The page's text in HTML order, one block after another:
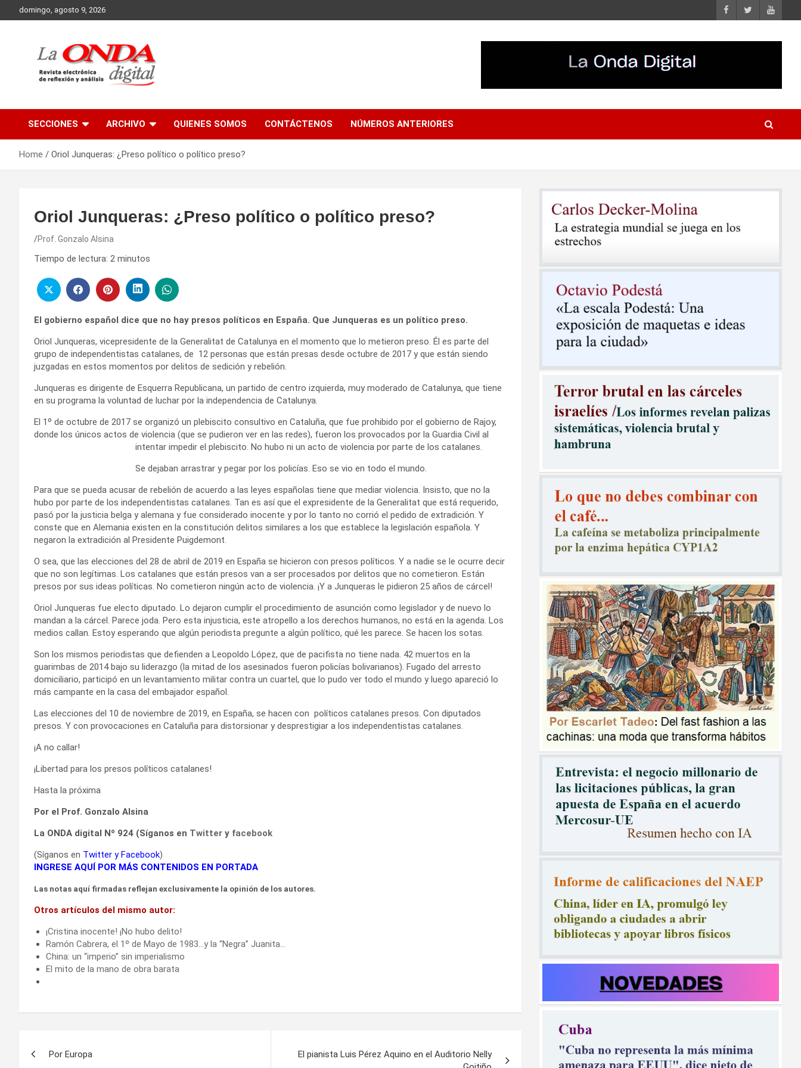
to
domingo, agosto 9, 2026
SECCIONES ARCHIVO QUIENES SOMOS CONTÁCTENOS NÚMEROS ANTERIORES
Home Oriol Junqueras: ¿Preso político o político preso?
Oriol Junqueras: ¿Preso político o político preso?
Prof. Gonzalo Alsina
Tiempo de lectura: 2 minutos
El gobierno español dice que no hay presos políticos en España. Que Junqueras es un político preso.
Oriol Junqueras, vicepresidente de la Generalitat de Catalunya en el momento que lo metieron preso. Él es parte del
grupo de independentistas catalanes, de 12 personas que están presas desde octubre de 2017 y que están siendo
juzgadas en estos momentos por delitos de sedición y rebelión.
Junqueras es dirigente de Esquerra Republicana, un partido de centro izquierda, muy moderado de Catalunya, que tiene
en su programa la voluntad de luchar por la independencia de Catalunya.
El 1º de octubre de 2017 se organizó un plebiscito consultivo en Cataluña, que fue prohibido por el gobierno de Rajoy,
donde los únicos actos de violencia (que se pudieron ver en las redes), fueron los provocados por la Guardia Civil al
intentar impedir el plebiscito. No hubo ni un acto de violencia por parte de los catalanes.
Se dejaban arrastrar y pegar por los policías. Eso se vio en todo el mundo.
Para que se pueda acusar de rebelión de acuerdo a las leyes españolas tiene que mediar violencia. Insisto, que no la
hubo por parte de los independentistas catalanes. Tan es así que el expresidente de la Generalitat que está requerido,
pasó por la justicia belga y alemana y fue considerado inocente y por lo tanto no corrió el pedido de extradición. Y
conste que en Alemania existen en la constitución delitos similares a los que establece la legislación española. Y
negaron la extradición al Presidente Puigdemont.
O sea, que las elecciones del 28 de abril de 2019 en España se hicieron con presos políticos. Y a nadie se le ocurre decir
que no son legítimas. Los catalanes que están presos van a ser procesados por delitos que no cometieron. Están
presos por sus ideas políticas. No cometieron ningún acto de violencia. ¡Y a Junqueras le pidieron 25 años de cárcel!
Oriol Junqueras fue electo diputado. Lo dejaron cumplir el procedimiento de asunción como legislador y de nuevo lo
mandan a la cárcel. Parece joda. Pero esta injusticia, este atropello a los derechos humanos, no está en la agenda. Los
medios callan. Estoy esperando que algún periodista pregunte a algún político, qué les parece. Se hacen los sotas.
Son los mismos periodistas que defienden a Leopoldo López, que de pacifista no tiene nada. 42 muertos en la
guarimbas de 2014 bajo su liderazgo (la mitad de los asesinados fueron policías bolivarianos). Fugado del arresto
domiciliario, participó en un levantamiento militar contra un cuartel, que lo pudo ver todo el mundo y luego apareció lo
más campante en la casa del embajador español.
Las elecciones del 10 de noviembre de 2019, en España, se hacen con políticos catalanes presos. Con diputados
presos. Y con provocaciones en Cataluña para distorsionar y desprestigiar a los independentistas catalanes.
¡A no callar!
¡Libertad para los presos políticos catalanes!
Hasta la próxima
Por el Prof. Gonzalo Alsina
La ONDA digital Nº 924 (Síganos en Twitter y facebook
(Síganos en Twitter yFacebook)
INGRESE AQUÍ POR MÁS CONTENIDOS EN PORTADA
Las notas aquí firmadas reflejan exclusivamente la opinión de los autores.
Otros artículos del mismo autor:
¡Cristina inocente! ¡No hubo delito!
Ramón Cabrera, el 1º de Mayo de 1983…y la “Negra” Juanita…
China: un “imperio” sin imperialismo
El mito de la mano de obra barata
Por Europa
El pianista Luis Pérez Aquino en el Auditorio Nelly